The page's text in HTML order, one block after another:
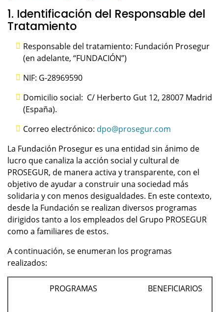
1. Identificación del Responsable del
Tratamiento
Responsable del tratamiento: Fundación Prosegur
(en adelante, “FUNDACIÓN”)
NIF: G-28969590
Domicilio social: C/ Herberto Gut 12, 28007 Madrid
(España).
Correo electrónico: dpo@prosegur.com
La Fundación Prosegur es una entidad sin ánimo de
lucro que canaliza la acción social y cultural de
PROSEGUR, de manera activa y transparente, con el
objetivo de ayudar a construir una sociedad más
solidaria y con menos desigualdades. En este contexto,
desde la Fundación se realizan diversos programas
dirigidos tanto a los empleados del Grupo PROSEGUR
como a familiares de estos.
A continuación, se enumeran los programas
realizados:
PROGRAMAS BENEFICIARIOS